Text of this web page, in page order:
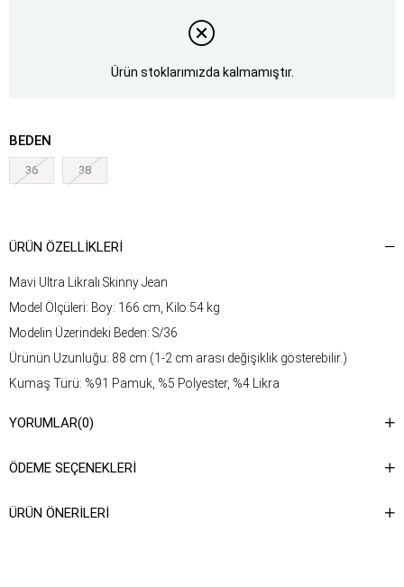
Ürün stoklarımızda kalmamıştır.
BEDEN
36 38
ÜRÜN ÖZELLIKLERI
Mavi Ultra Likralı Skinny Jean
Model Ölçüleri: Boy: 166 cm, Kilo:54 kg
Modelin Üzerindeki Beden: S/36
Ürünün Uzunluğu: 88 cm (1-2 cm arası değişiklik gösterebilir.)
Kumaş Türü: %91 Pamuk, %5 Polyester, %4 Likra
talimatına ulaşabilirsiniz.
YORUMLAR(0)
ÖDEME SEÇENEKLERI
ÜRÜN ÖNERILERI